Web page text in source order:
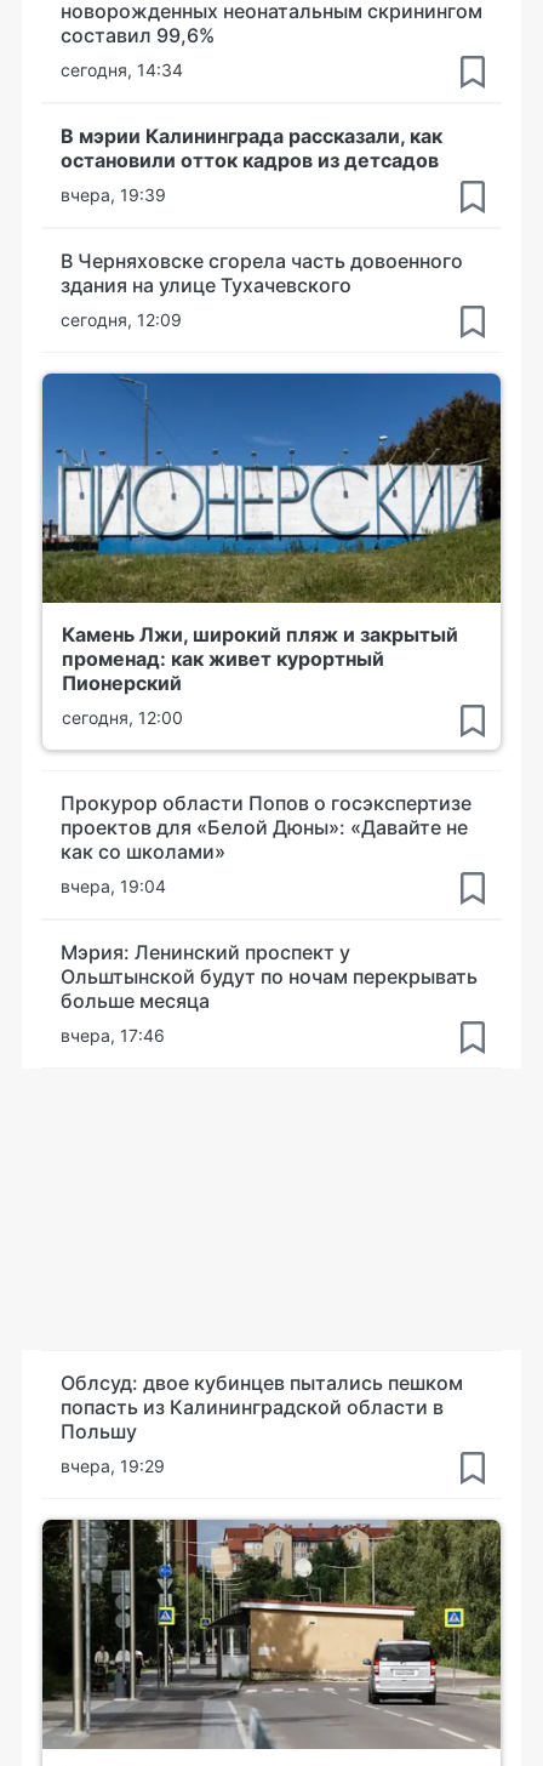
новорожденных неонатальным скринингом
составил 99,6%
сегодня, 14:34
В мэрии Калининграда рассказали, как
остановили отток кадров из детсадов
вчера, 19:39
В Черняховске сгорела часть довоенного
здания на улице Тухачевского
сегодня, 12:09
Камень Лжи, широкий пляж и закрытый
променад: как живет курортный
Пионерский
сегодня, 12:00
Прокурор области Попов о госэкспертизе
проектов для «Белой Дюны»: «Давайте не
как со школами»
вчера, 19:04
Мэрия: Ленинский проспект у
Ольштынской будут по ночам перекрывать
больше месяца
вчера, 17:46
Облсуд: двое кубинцев пытались пешком
попасть из Калининградской области в
Польшу
вчера, 19:29